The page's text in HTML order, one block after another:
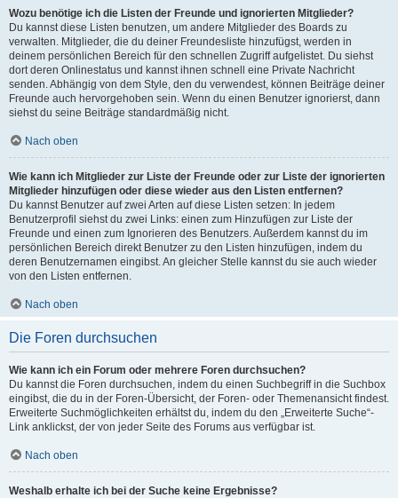
Wozu benötige ich die Listen der Freunde und ignorierten Mitglieder?
Du kannst diese Listen benutzen, um andere Mitglieder des Boards zu
verwalten. Mitglieder, die du deiner Freundesliste hinzufügst, werden in
deinem persönlichen Bereich für den schnellen Zugriff aufgelistet. Du siehst
dort deren Onlinestatus und kannst ihnen schnell eine Private Nachricht
senden. Abhängig von dem Style, den du verwendest, können Beiträge deiner
Freunde auch hervorgehoben sein. Wenn du einen Benutzer ignorierst, dann
siehst du seine Beiträge standardmäßig nicht.
Nach oben
Wie kann ich Mitglieder zur Liste der Freunde oder zur Liste der ignorierten
Mitglieder hinzufügen oder diese wieder aus den Listen entfernen?
Du kannst Benutzer auf zwei Arten auf diese Listen setzen: In jedem
Benutzerprofil siehst du zwei Links: einen zum Hinzufügen zur Liste der
Freunde und einen zum Ignorieren des Benutzers. Außerdem kannst du im
persönlichen Bereich direkt Benutzer zu den Listen hinzufügen, indem du
deren Benutzernamen eingibst. An gleicher Stelle kannst du sie auch wieder
von den Listen entfernen.
Nach oben
Die Foren durchsuchen
Wie kann ich ein Forum oder mehrere Foren durchsuchen?
Du kannst die Foren durchsuchen, indem du einen Suchbegriff in die Suchbox
eingibst, die du in der Foren-Übersicht, der Foren- oder Themenansicht findest.
Erweiterte Suchmöglichkeiten erhältst du, indem du den „Erweiterte Suche“-
Link anklickst, der von jeder Seite des Forums aus verfügbar ist.
Nach oben
Weshalb erhalte ich bei der Suche keine Ergebnisse?